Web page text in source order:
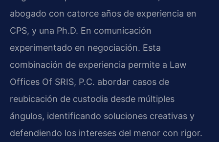
abogado con catorce años de experiencia en
CPS, y una Ph.D. En comunicación
experimentado en negociación. Esta
combinación de experiencia permite a Law
Offices Of SRIS, P.C. abordar casos de
reubicación de custodia desde múltiples
ángulos, identificando soluciones creativas y
defendiendo los intereses del menor con rigor.